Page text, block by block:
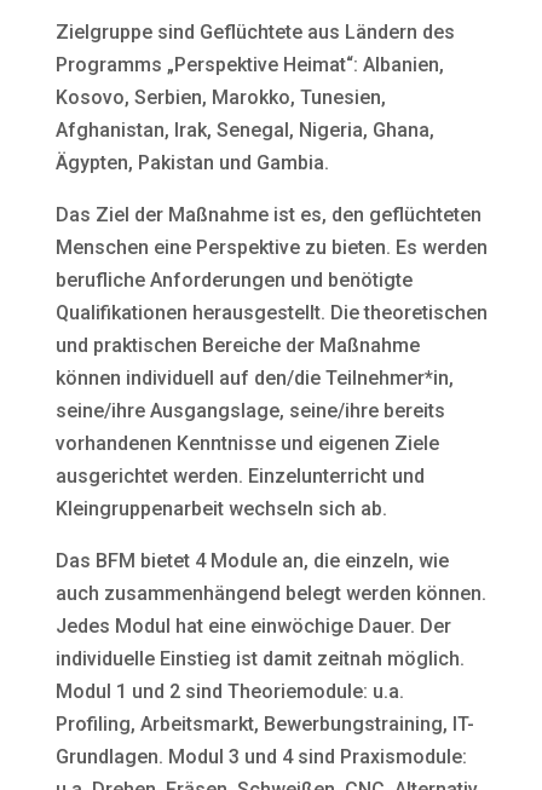
Zielgruppe sind Geflüchtete aus Ländern des
Programms „Perspektive Heimat“: Albanien,
Kosovo, Serbien, Marokko, Tunesien,
Afghanistan, Irak, Senegal, Nigeria, Ghana,
Ägypten, Pakistan und Gambia.
Das Ziel der Maßnahme ist es, den geflüchteten
Menschen eine Perspektive zu bieten. Es werden
berufliche Anforderungen und benötigte
Qualifikationen herausgestellt. Die theoretischen
und praktischen Bereiche der Maßnahme
können individuell auf den/die Teilnehmer*in,
seine/ihre Ausgangslage, seine/ihre bereits
vorhandenen Kenntnisse und eigenen Ziele
ausgerichtet werden. Einzelunterricht und
Kleingruppenarbeit wechseln sich ab.
Das BFM bietet 4 Module an, die einzeln, wie
auch zusammenhängend belegt werden können.
Jedes Modul hat eine einwöchige Dauer. Der
individuelle Einstieg ist damit zeitnah möglich.
Modul 1 und 2 sind Theoriemodule: u.a.
Profiling, Arbeitsmarkt, Bewerbungstraining, IT-
Grundlagen. Modul 3 und 4 sind Praxismodule: